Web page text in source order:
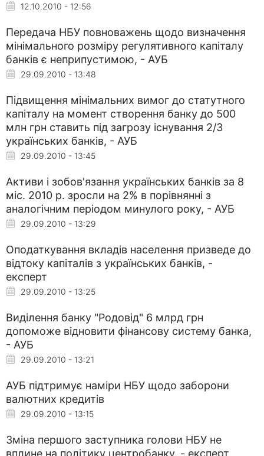
12.10.2010 - 12:56
Передача НБУ повноважень щодо визначення
мінімального розміру регулятивного капіталу
банків є неприпустимою, - АУБ
29.09.2010 - 13:48
Підвищення мінімальних вимог до статутного
капіталу на момент створення банку до 500
млн грн ставить під загрозу існування 2/3
українських банків, - АУБ
29.09.2010 - 13:45
Активи і зобов'язання українських банків за 8
міс. 2010 р. зросли на 2% в порівнянні з
аналогічним періодом минулого року, - АУБ
29.09.2010 - 13:29
Оподаткування вкладів населення призведе до
відтоку капіталів з українських банків, -
експерт
29.09.2010 - 13:25
Виділення банку "Родовід" 6 млрд грн
допоможе відновити фінансову систему банка,
- АУБ
29.09.2010 - 13:21
АУБ підтримує наміри НБУ щодо заборони
валютних кредитів
29.09.2010 - 13:15
Зміна першого заступника голови НБУ не
вплине на політику центробанку, - експерт